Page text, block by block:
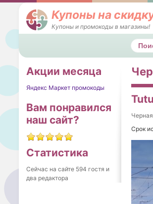
Купоны на
Купоны и промокоды в магазины!
Поиск
Акции месяца
Яндекс Маркет промокоды
Вам понравился
наш сайт?
Статистика
Сейчас на сайте 594 гостя и
два редактора
Срок